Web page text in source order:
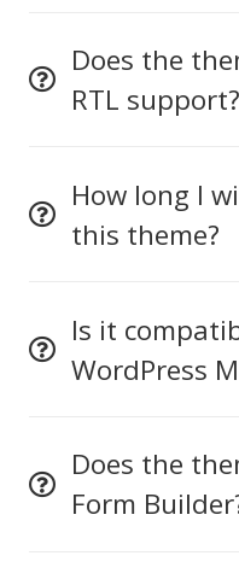
Does the
RTL support?
How long I
this theme?
Is it
WordPress
Does the
Form